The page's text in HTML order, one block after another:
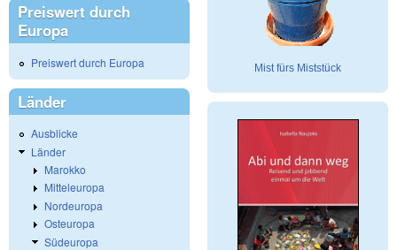
Preiswert durch
Europa
Preiswert durch Europa
Länder
Ausblicke
Länder
Marokko
Mitteleuropa
Nordeuropa
Osteuropa
Südeuropa
Mist fürs Miststück